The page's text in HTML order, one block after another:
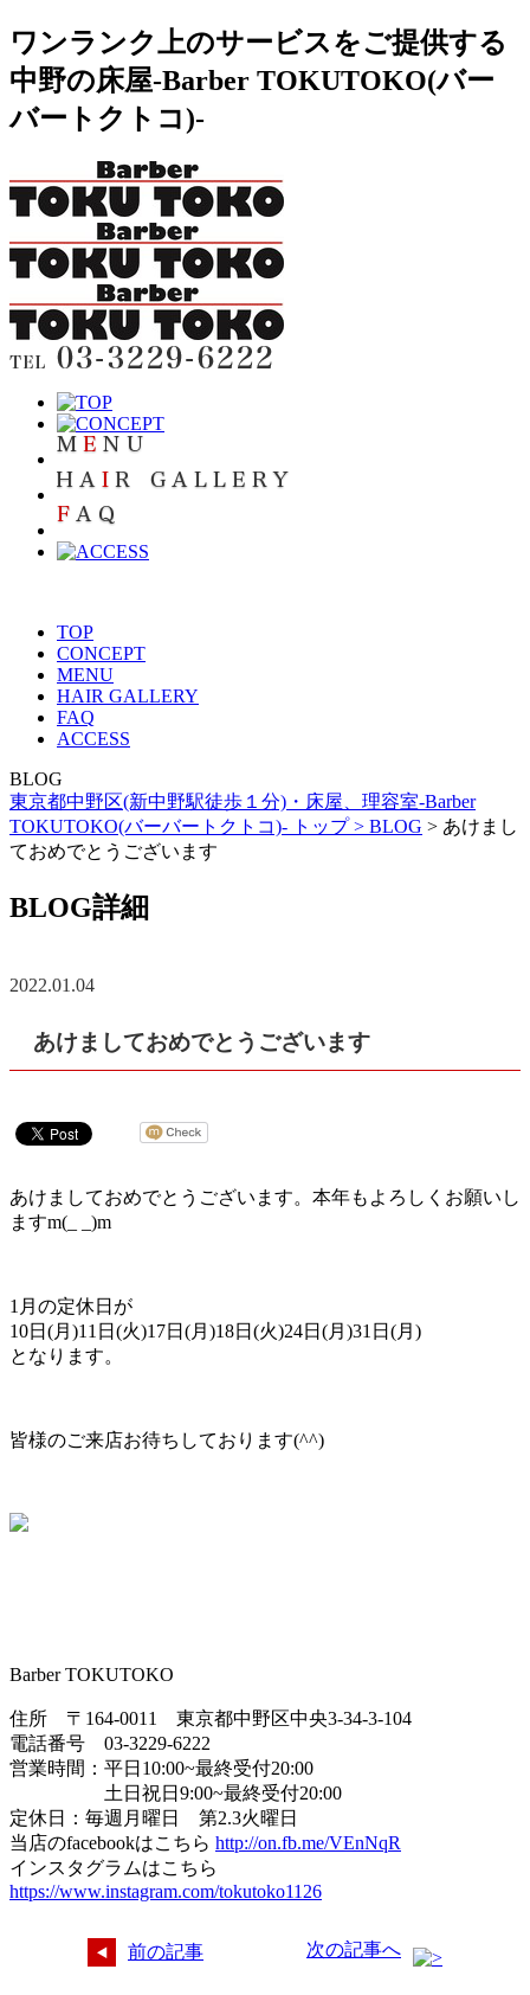
ワンランク上のサービスをご提供する
中野の床屋-Barber TOKUTOKO(バー
バートクトコ)-
TOP
CONCEPT
MENU
HAIR GALLERY
FAQ
ACCESS
BLOG
東京都中野区(新中野駅徒歩１分)・床屋、理容室-Barber
TOKUTOKO(バーバートクトコ)- トップ > BLOG > あけまし
ておめでとうございます
BLOG詳細
2022.01.04
あけましておめでとうございます
あけましておめでとうございます。本年もよろしくお願いし
ますm(_ _)m
1月の定休日が
10日(月)11日(火)17日(月)18日(火)24日(月)31日(月)
となります。
皆様のご来店お待ちしております(^^)
Barber TOKUTOKO
住所 〒164-0011 東京都中野区中央3-34-3-104
電話番号 03-3229-6222
営業時間：平日10:00~最終受付20:00
土日祝日9:00~最終受付20:00
定休日：毎週月曜日 第2.3火曜日
当店のfacebookはこちら http://on.fb.me/VEnNqR
インスタグラムはこちら
https://www.instagram.com/tokutoko1126
前の記事 次の記事へ